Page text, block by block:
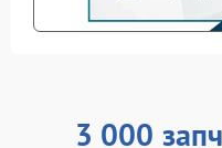
3 000